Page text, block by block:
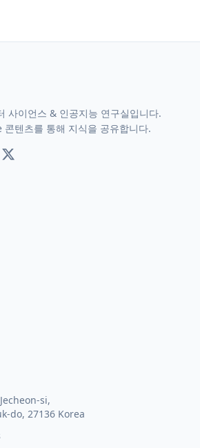
사이언스 & 인공지능 연구실입니다.
콘텐츠를 통해 지식을 공유합니다.
si,
do, 27136 Korea